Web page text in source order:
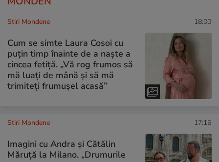
Stiri Mondene 18:00
Cum se simte Laura Cosoi cu
puțin timp înainte de a naște a
cincea fetiță. „Vă rog frumos să
mă luați de mână și să mă
trimiteți frumușel acasă”
Stiri Mondene 17:16
Imagini cu Andra și Cătălin
Măruță la Milano. „Drumurile